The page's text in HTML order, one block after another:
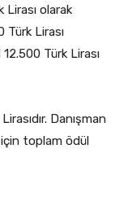
Lirası olarak
Türk Lirası
Türk Lirası
Danışman
için toplam ödül